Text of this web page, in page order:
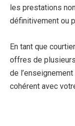
les prestations
définitivement ou
En tant que
offres de
de
cohérent avec